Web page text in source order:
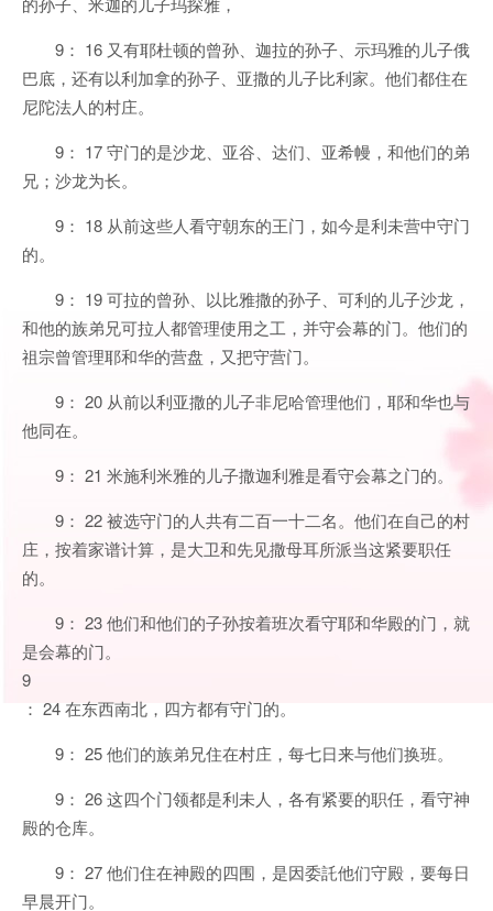
9： 16 又有耶杜顿的曾孙、迦拉的孙子、示玛雅的儿子俄
巴底，还有以利加拿的孙子、亚撒的儿子比利家。他们都住在
尼陀法人的村庄。
9： 17 守门的是沙龙、亚谷、达们、亚希幔，和他们的弟
兄；沙龙为长。
9： 18 从前这些人看守朝东的王门，如今是利未营中守门
的。
9： 19 可拉的曾孙、以比雅撒的孙子、可利的儿子沙龙，
和他的族弟兄可拉人都管理使用之工，并守会幕的门。他们的
祖宗曾管理耶和华的营盘，又把守营门。
9： 20 从前以利亚撒的儿子非尼哈管理他们，耶和华也与
他同在。
9： 21 米施利米雅的儿子撒迦利雅是看守会幕之门的。
9： 22 被选守门的人共有二百一十二名。他们在自己的村
庄，按着家谱计算，是大卫和先见撒母耳所派当这紧要职任
的。
9： 23 他们和他们的子孙按着班次看守耶和华殿的门，就
是会幕的门。
9
： 24 在东西南北，四方都有守门的。
9： 25 他们的族弟兄住在村庄，每七日来与他们换班。
9： 26 这四个门领都是利未人，各有紧要的职任，看守神
殿的仓库。
9： 27 他们住在神殿的四围，是因委託他们守殿，要每日
早晨开门。